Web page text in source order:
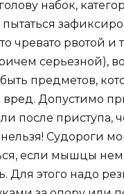
набок,
чревато рвотой и
серьезной),
предметов,
Допустимо
после приступа,
Судороги
если мышцы
Для этого надо